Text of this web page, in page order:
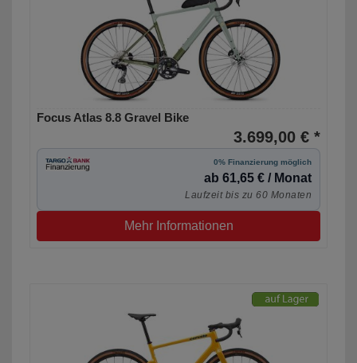
Focus Atlas 8.8 Gravel Bike
3.699,00 € *
0% Finanzierung möglich
ab 61,65 € / Monat
Laufzeit bis zu 60 Monaten
Mehr Informationen